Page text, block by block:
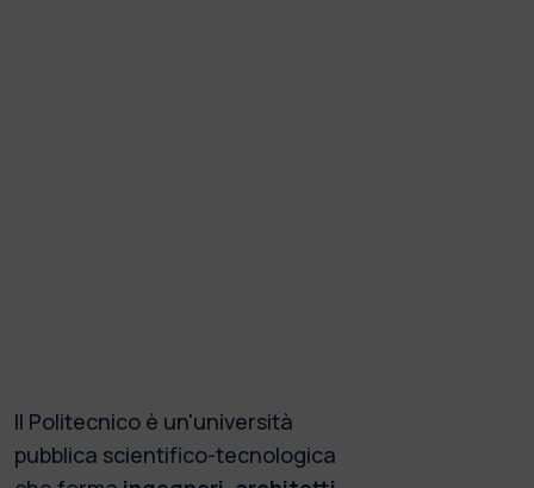
Il Politecnico è un'università
pubblica scientifico-tecnologica